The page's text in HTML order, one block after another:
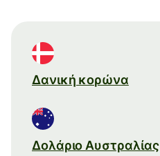
Δανική κορώνα
Δολάριο Αυστραλίας